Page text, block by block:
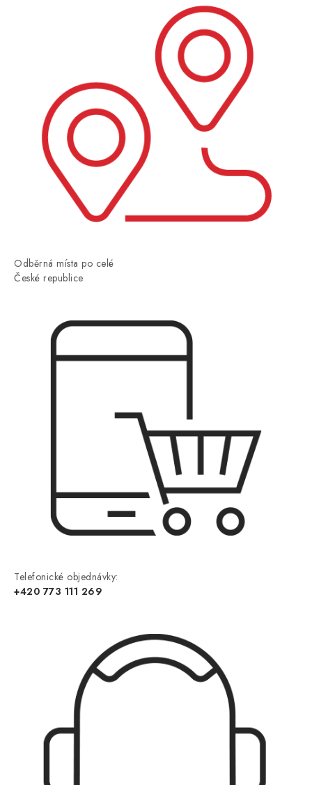
Odběrná místa po celé
České republice
Telefonické objednávky:
+420 773 111 269